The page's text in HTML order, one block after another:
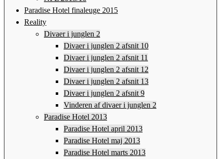
Paradise Hotel finaleuge 2015
Reality
Divaer i junglen 2
Divaer i junglen 2 afsnit 10
Divaer i junglen 2 afsnit 11
Divaer i junglen 2 afsnit 12
Divaer i junglen 2 afsnit 13
Divaer i junglen 2 afsnit 9
Vinderen af divaer i junglen 2
Paradise Hotel 2013
Paradise Hotel april 2013
Paradise Hotel maj 2013
Paradise Hotel marts 2013